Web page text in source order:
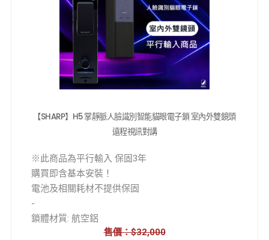
【SHARP】H5 掌靜脈人臉識別智能貓眼電子鎖 室內外雙鏡頭
遠程視訊對講
※此商品為平行輸入 保固3年
購買即含基本安裝！
電池及相關耗材不提供保固
-
鎖體材質: 航空鋁
鎖體工藝: CNC精雕售價：$32,000